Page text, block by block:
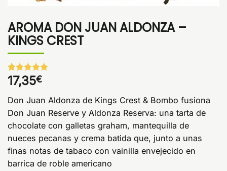
AROMA DON JUAN ALDONZA –
KINGS CREST
Valorado
con5de 5
1
valoración
de un
17,35€
Don Juan Aldonza de Kings Crest & Bombo fusiona
Don Juan Reserve y Aldonza Reserva: una tarta de
chocolate con galletas graham, mantequilla de
nueces pecanas y crema batida que, junto a unas
finas notas de tabaco con vainilla envejecido en
barrica de roble americano